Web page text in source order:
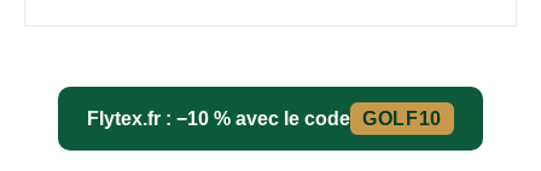
Flytex.fr : −10 % avec le code GOLF10